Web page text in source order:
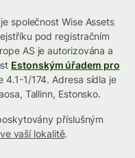
společnost Wise Assets
pod registračním
AS je autorizována a
Estonským úřadem pro
4.1-1/174. Adresa sídla je
Tallinn, Estonsko.
příslušným
ve vaší lokalitě.